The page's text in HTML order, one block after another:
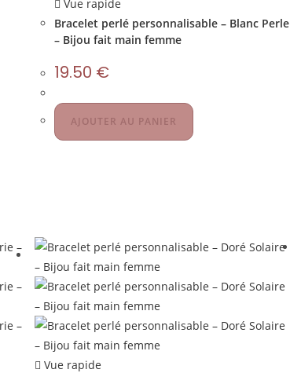
Vue rapide
Bracelet perlé personnalisable – Blanc Perle
– Bijou fait main femme
19.50 €
AJOUTER AU PANIER
Vue rapide